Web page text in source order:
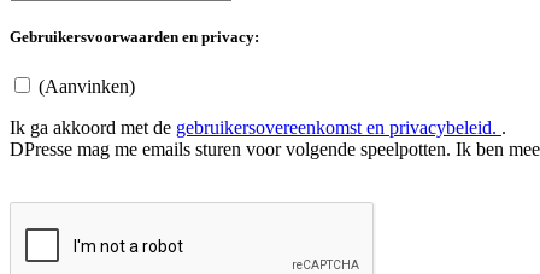
Gebruikersvoorwaarden en privacy:
(Aanvinken)
Ik ga akkoord met de gebruikersovereenkomst en privacybeleid. .
DPresse mag me emails sturen voor volgende speelpotten. Ik ben